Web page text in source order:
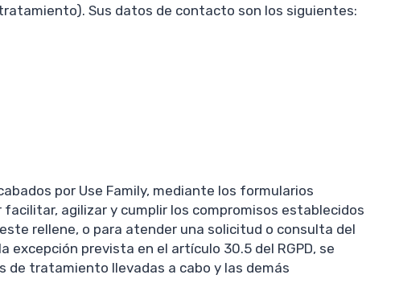
Sus datos de contacto son los siguientes:
por Use Family, mediante los formularios
agilizar y cumplir los compromisos establecidos
rellene, o para atender una solicitud o consulta del
excepción prevista en el artículo 30.5 del RGPD, se
tratamiento llevadas a cabo y las demás